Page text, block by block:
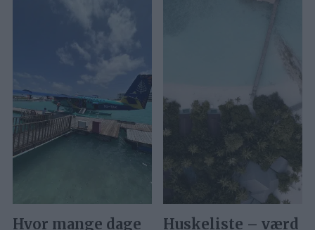
Hvor mange dage
Huskeliste – værd